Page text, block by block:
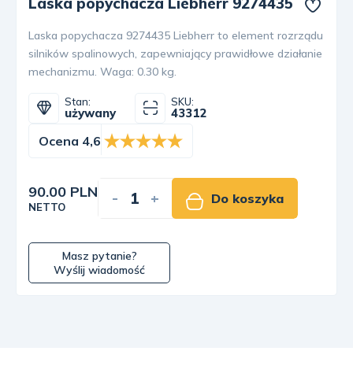
Laska popychacza 9274435 Liebherr to element rozrządu
silników spalinowych, zapewniający prawidłowe działanie
mechanizmu. Waga: 0.30 kg.
Stan:
używany
SKU:
43312
Ocena 4,6
90.00 PLN
NETTO - + Do koszyka
Masz pytanie?
Wyślij wiadomość